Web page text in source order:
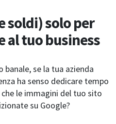
soldi) solo per
al tuo business
se la tua azienda
ha senso dedicare tempo
le immagini del tuo sito
su Google?